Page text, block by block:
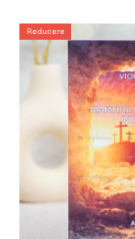
Reducere